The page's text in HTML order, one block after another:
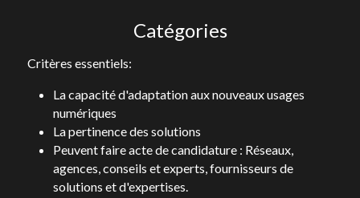
Catégories
Critères essentiels:
La capacité d'adaptation aux nouveaux usages
numériques
La pertinence des solutions
Peuvent faire acte de candidature : Réseaux,
agences, conseils et experts, fournisseurs de
solutions et d'expertises.